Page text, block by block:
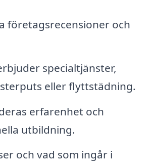
företagsrecensioner och
specialtjänster,
eller flyttstädning.
erfarenhet och
utbildning.
och vad som ingår i